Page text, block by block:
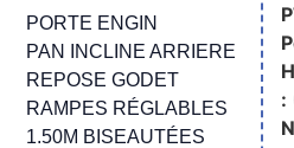
PORTE ENGIN
PAN INCLINE ARRIERE
REPOSE GODET
RAMPES RÉGLABLES
1.50M BISEAUTÉES
: